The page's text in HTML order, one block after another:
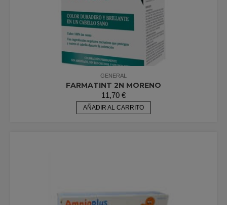
GENERAL
FARMATINT 2N MORENO
11,70 €
AÑADIR AL CARRITO